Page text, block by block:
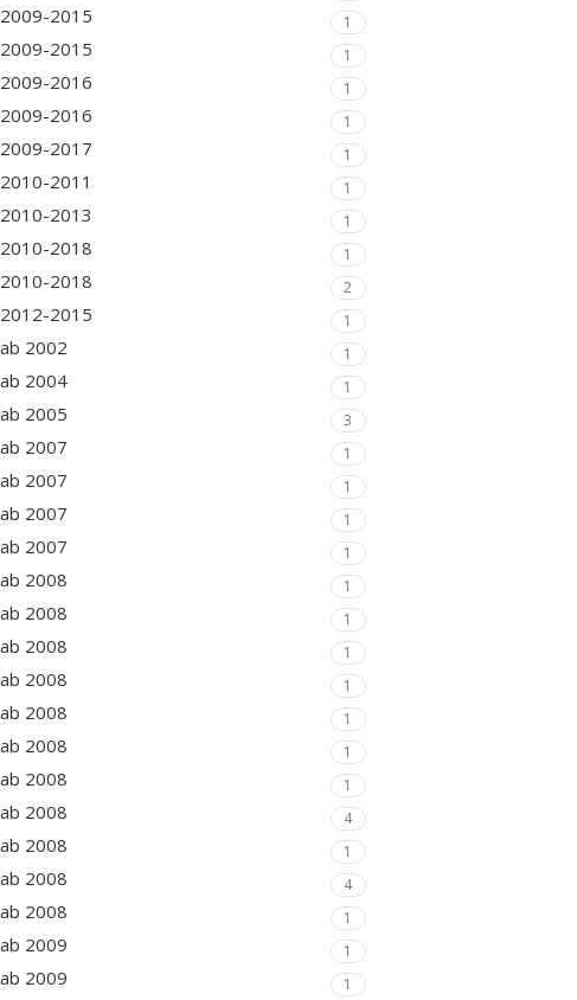
2009-2015 1
2009-2015 1
2009-2016 1
2009-2016 1
2009-2017 1
2010-2011 1
2010-2013 1
2010-2018 1
2010-2018 2
2012-2015 1
ab 2002 1
ab 2004 1
ab 2005 3
ab 2007 1
ab 2007 1
ab 2007 1
ab 2007 1
ab 2008 1
ab 2008 1
ab 2008 1
ab 2008 1
ab 2008 1
ab 2008 1
ab 2008 1
ab 2008 4
ab 2008 1
ab 2008 4
ab 2008 1
ab 2009 1
ab 2009 1